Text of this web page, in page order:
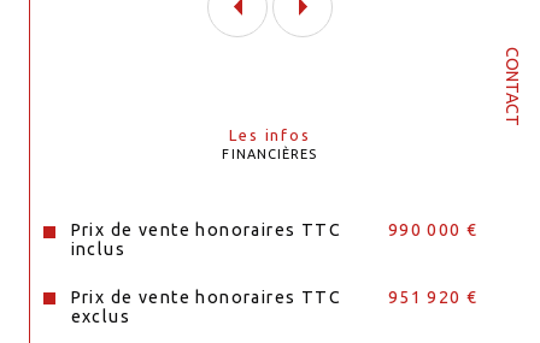
CONTACT
Les infos
FINANCIÈRES
Prix de vente honoraires TTC
inclus
990 000 €
Prix de vente honoraires TTC
exclus
951 920 €